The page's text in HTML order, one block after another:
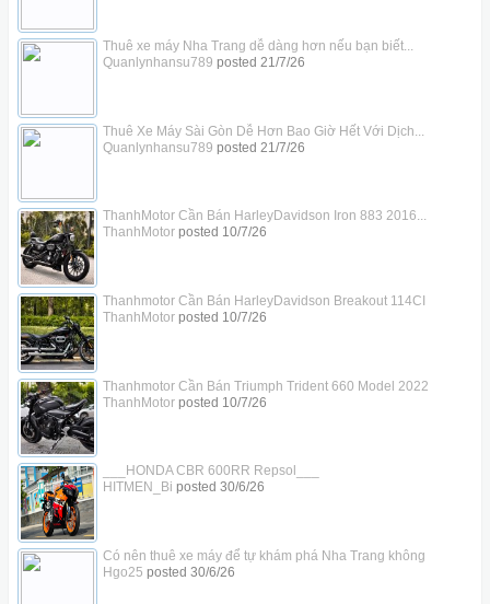
Thuê xe máy Nha Trang dễ dàng hơn nếu bạn biết...
Quanlynhansu789 posted 21/7/26
Thuê Xe Máy Sài Gòn Dễ Hơn Bao Giờ Hết Với Dịch...
Quanlynhansu789 posted 21/7/26
ThanhMotor Cần Bán HarleyDavidson Iron 883 2016...
ThanhMotorposted 10/7/26
Thanhmotor Cần Bán HarleyDavidson Breakout 114CI
ThanhMotorposted 10/7/26
Thanhmotor Cần Bán Triumph Trident 660 Model 2022
ThanhMotorposted 10/7/26
___HONDA CBR 600RR Repsol___
HITMEN_Bi posted 30/6/26
Có nên thuê xe máy để tự khám phá Nha Trang không
Hgo25 posted 30/6/26